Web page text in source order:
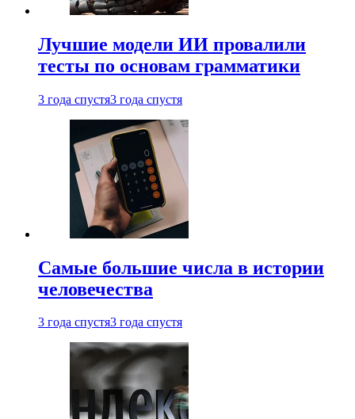
Лучшие модели ИИ провалили
тесты по основам грамматики
3 года спустя3 года спустя
Самые большие числа в истории
человечества
3 года спустя3 года спустя